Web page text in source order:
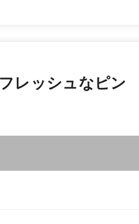
レッシュなピン